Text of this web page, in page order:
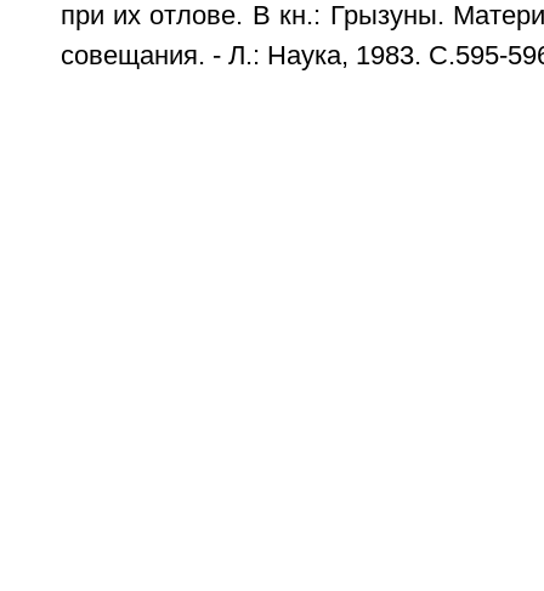
при их отлове. В кн.: Грызуны.
совещания. - Л.: Наука, 1983. С.595-